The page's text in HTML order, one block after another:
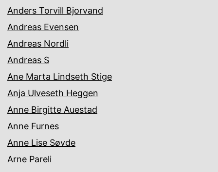
Anders Torvill Bjorvand
Andreas Evensen
Andreas Nordli
Andreas S
Ane Marta Lindseth Stige
Anja Ulveseth Heggen
Anne Birgitte Auestad
Anne Furnes
Anne Lise Søvde
Arne Pareli